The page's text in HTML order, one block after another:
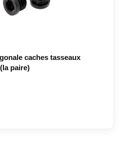
caches tasseaux
paire)